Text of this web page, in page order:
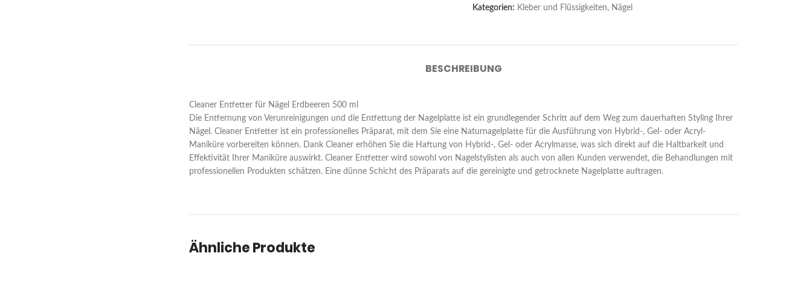
Kategorien: Kleber und Flüssigkeiten, Nägel
BESCHREIBUNG
Cleaner Entfetter für Nägel Erdbeeren 500 ml
Die Entfernung von Verunreinigungen und die Entfettung der Nagelplatte ist ein grundlegender Schritt auf dem Weg zum dauerhaften Styling Ihrer
Nägel. Cleaner Entfetter ist ein professionelles Präparat, mit dem Sie eine Naturnagelplatte für die Ausführung von Hybrid-, Gel- oder Acryl-
Maniküre vorbereiten können. Dank Cleaner erhöhen Sie die Haftung von Hybrid-, Gel- oder Acrylmasse, was sich direkt auf die Haltbarkeit und
Effektivität Ihrer Maniküre auswirkt. Cleaner Entfetter wird sowohl von Nagelstylisten als auch von allen Kunden verwendet, die Behandlungen mit
professionellen Produkten schätzen. Eine dünne Schicht des Präparats auf die gereinigte und getrocknete Nagelplatte auftragen.
Ähnliche Produkte